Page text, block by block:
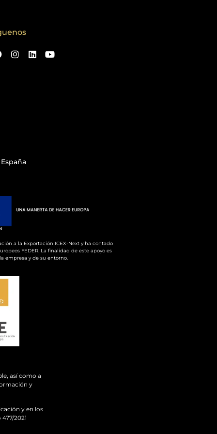
a la Exportación ICEX-Next y ha contado
FEDER. La finalidad de este apoyo es
empresa y de su entorno.
así como a
y
y en los
2021